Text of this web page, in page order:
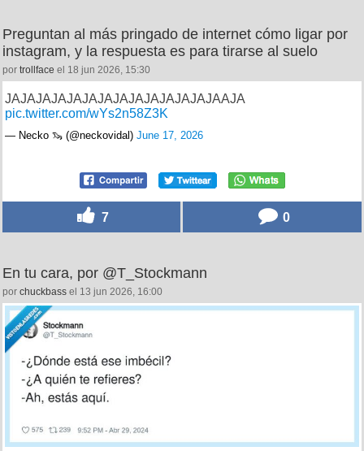
Preguntan al más pringado de internet cómo ligar por
instagram, y la respuesta es para tirarse al suelo
por trollface el 18 jun 2026, 15:30
JAJAJAJAJAJAJAJAJAJAJAJAJAJAAJA
pic.twitter.com/wYs2n58Z3K
— Necko 🦦 (@neckovidal) June 17, 2026
7 0
En tu cara, por @T_Stockmann
por chuckbass el 13 jun 2026, 16:00